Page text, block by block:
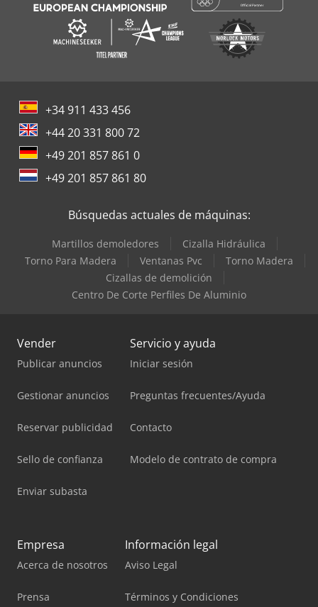
+34 911 433 456
+44 20 331 800 72
+49 201 857 861 0
+49 201 857 861 80
Búsquedas actuales de máquinas:
Martillos demoledores
Cizalla Hidráulica
Torno Para Madera
Ventanas Pvc
Torno Madera
Cizallas de demolición
Centro De Corte Perfiles De Aluminio
Vender
Publicar anuncios
Gestionar anuncios
Reservar publicidad
Sello de confianza
Enviar subasta
Servicio y ayuda
Iniciar sesión
Preguntas frecuentes/Ayuda
Contacto
Modelo de contrato de compra
Empresa
Acerca de nosotros
Prensa
Información legal
Aviso Legal
Términos y Condiciones